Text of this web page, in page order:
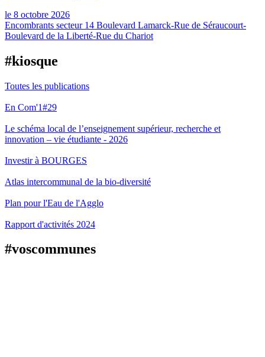
le 8 octobre 2026
Encombrants secteur 14 Boulevard Lamarck-Rue de Séraucourt-
Boulevard de la Liberté-Rue du Chariot
#kiosque
Toutes les publications
En Com'1#29
Le schéma local de l’enseignement supérieur, recherche et
innovation – vie étudiante - 2026
Investir à BOURGES
Atlas intercommunal de la bio-diversité
Plan pour l'Eau de l'Agglo
Rapport d'activités 2024
#voscommunes